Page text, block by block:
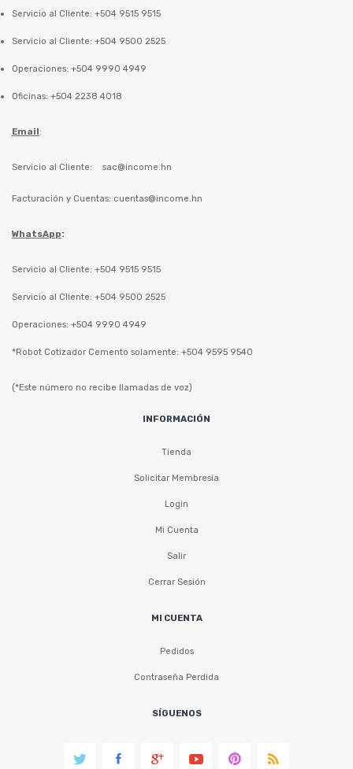
Servicio al Cliente: +504 9515 9515
Servicio al Cliente: +504 9500 2525
Operaciones: +504 9990 4949
Oficinas: +504 2238 4018
Email:
Servicio al Cliente: sac@income.hn
Facturación y Cuentas: cuentas@income.hn
WhatsApp:
Servicio al Cliente: +504 9515 9515
Servicio al Cliente: +504 9500 2525
Operaciones: +504 9990 4949
*Robot Cotizador Cemento solamente: +504 9595 9540
(*Este número no recibe llamadas de voz)
INFORMACIÓN
Tienda
Solicitar Membresía
Login
Mi Cuenta
Salir
Cerrar Sesión
MI CUENTA
Pedidos
Contraseña Perdida
SÍGUENOS